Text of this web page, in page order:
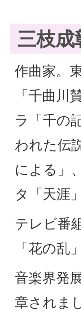
三枝成
作曲家。
「千曲
ラ「千の
われた伝
による」
タ「天涯
テレビ番
「花の
音楽界発
章されま